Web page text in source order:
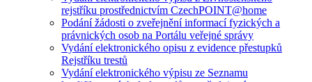
rejstříku prostřednictvím CzechPOINT@home
Podání žádosti o zveřejnění informací fyzických a
právnických osob na Portálu veřejné správy
Vydání elektronického opisu z evidence přestupků
Rejstříku trestů
Vydání elektronického výpisu ze Seznamu